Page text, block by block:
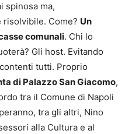
spinosa ma,
risolvibile. Come? Un
comunali. Chi lo
Gli host. Evitando
tutti. Proprio
di Palazzo San Giacomo,
tra il Comune di Napoli
tra gli altri, Nino
alla Cultura e al